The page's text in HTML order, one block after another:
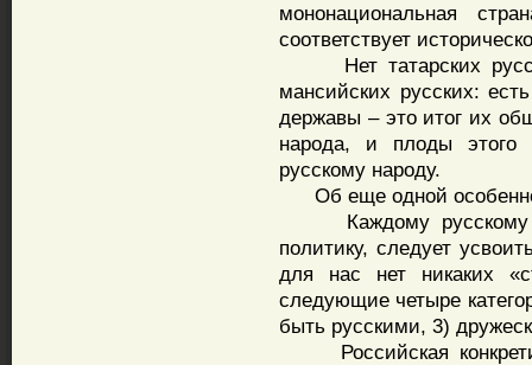
мононациональная
соответствует
Нет татарских
мансийских русских:
державы – это итог их
народа, и плоды этого
русскому народу.
Об еще одной
Каждому русскому
политику, следует
для нас нет никаких
следующие четыре
быть русскими, 3)
Российская